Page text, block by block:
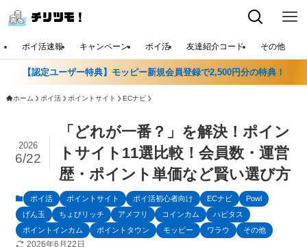
ポイ活速報 キャンペーン ポイ活 友達紹介コード その他
【認定ユーザー特典】モッピー新規会員登録で2,500円分の特典！
ホーム ポイ活 ポイントサイト ECナビ
「どれが一番？」を解決！ポイン
トサイト11選比較！会員数・運営
歴・ポイント単価など賢い選び方
2026
6/22
ポイ活 ポイントサイト ポイ活初心者向け ECナビ
Powl
げん玉
ちょびリッチ アメフリ コインカム
ハピタス
ポイントインカム
ポイントタウン モッピー ワラウ その他
2026年6月22日